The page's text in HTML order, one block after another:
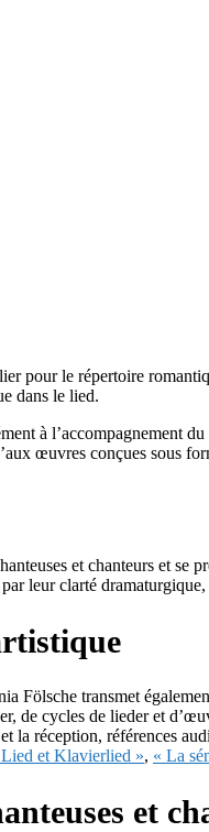
pour le répertoire
dans le lied.
à l’accompagnement
œuvres conçues sous
et chanteurs et se
leur clarté
Fölsche transmet
de cycles de lieder et
la réception, références
et Klavierlied », « La
et